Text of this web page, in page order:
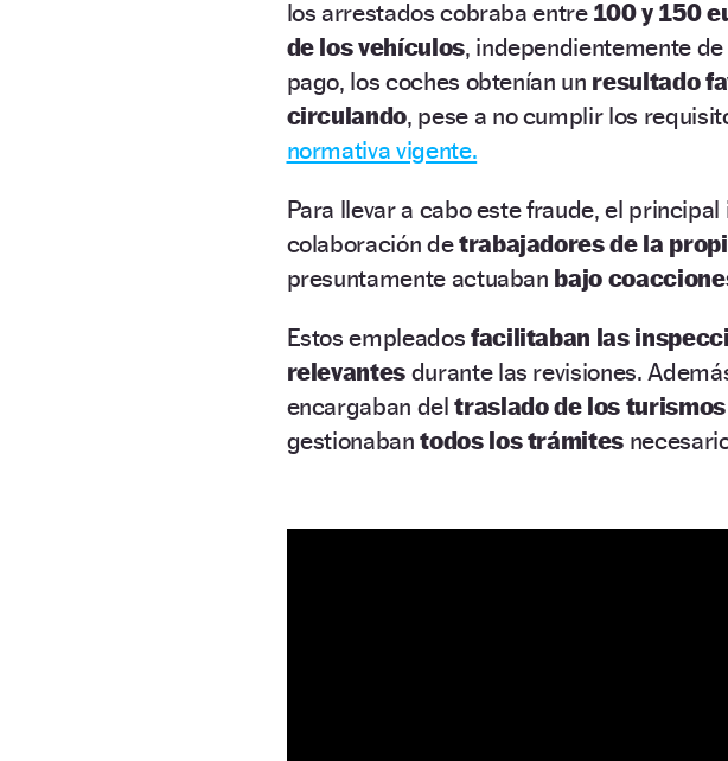
los arrestados cobraba entre 100 y 150
de los vehículos, independientemente
pago, los coches obtenían un resultado
circulando, pese a no cumplir los
normativa vigente.
Para llevar a cabo este fraude, el
colaboración detrabajadores de la
presuntamente actuaban bajo
Estos empleados facilitaban las
relevantes durante las revisiones.
encargaban deltraslado de los
gestionabantodos los trámites